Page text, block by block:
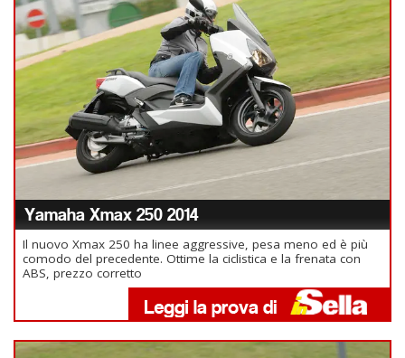
Yamaha Xmax 250 2014
Il nuovo Xmax 250 ha linee aggressive, pesa meno ed è più
comodo del precedente. Ottime la ciclistica e la frenata con
ABS, prezzo corretto